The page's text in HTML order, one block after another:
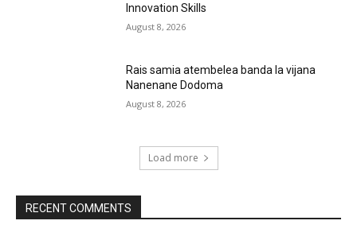
Innovation Skills
August 8, 2026
Rais samia atembelea banda la vijana
Nanenane Dodoma
August 8, 2026
Load more
RECENT COMMENTS